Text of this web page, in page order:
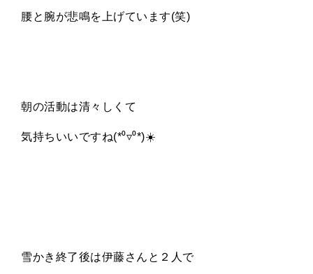
腰と腕が悲鳴を上げています(笑)
朝の活動は清々しくて
気持ちいいですね(*⁰▿⁰*)☀️
雪かき終了後は伊藤さんと２人で